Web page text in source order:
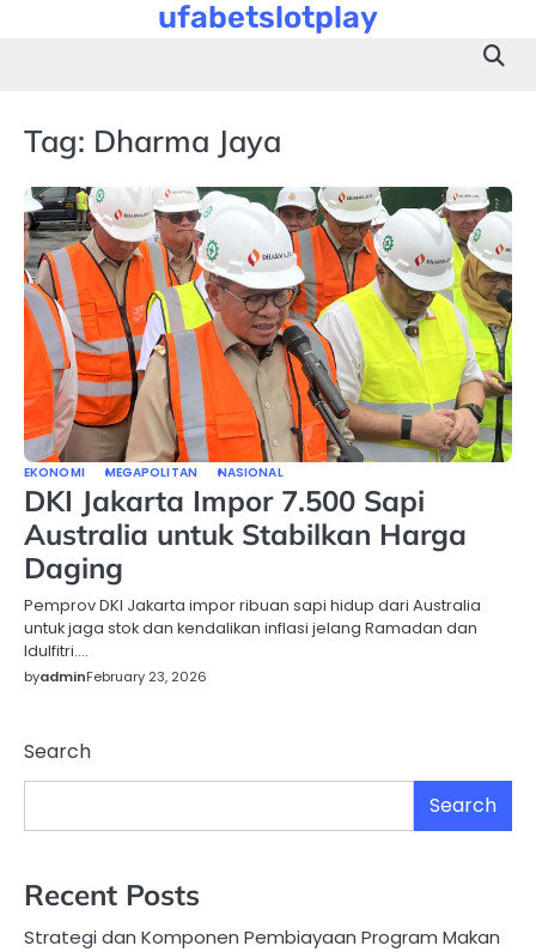
ufabetslotplay
Tag: Dharma Jaya
EKONOMI MEGAPOLITAN NASIONAL
DKI Jakarta Impor 7.500 Sapi
Australia untuk Stabilkan Harga
Daging
Pemprov DKI Jakarta impor ribuan sapi hidup dari Australia
untuk jaga stok dan kendalikan inflasi jelang Ramadan dan
Idulfitri….
byadminFebruary 23, 2026
Search
Search
Recent Posts
Strategi dan Komponen Pembiayaan Program Makan